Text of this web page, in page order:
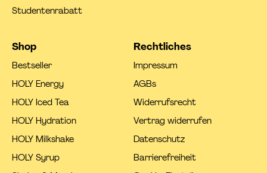
Studentenrabatt
Shop
Bestseller
HOLY Energy
HOLY Iced Tea
HOLY Hydration
HOLY Milkshake
HOLY Syrup
Rechtliches
Impressum
AGBs
Widerrufsrecht
Vertrag widerrufen
Datenschutz
Barrierefreiheit